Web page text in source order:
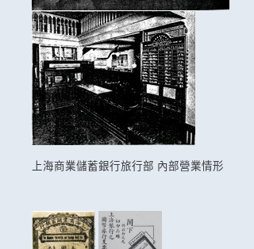
上海商業儲蓄銀行旅行部 內部營業情形